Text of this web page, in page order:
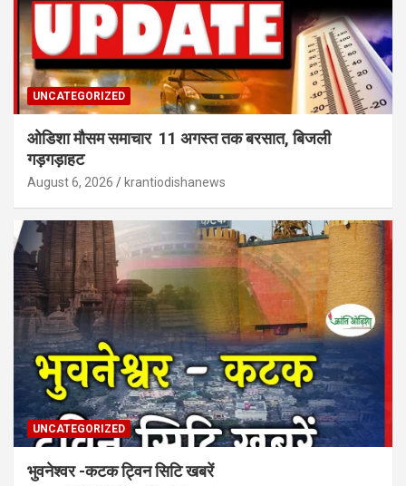
UNCATEGORIZED
ओडिशा मौसम समाचार 11 अगस्त तक बरसात, बिजली
गड़गड़ाहट
August 6, 2026 krantiodishanews
UNCATEGORIZED
भुवनेश्वर -कटक ट्विन सिटि खबरें